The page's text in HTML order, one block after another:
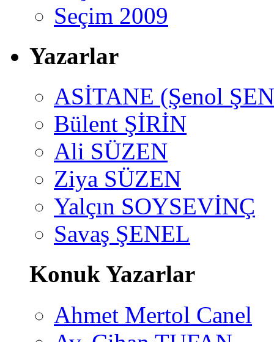
Seçim 2009
Yazarlar
ASİTANE (Şenol
Bülent ŞİRİN
Ali SÜZEN
Ziya SÜZEN
Yalçın SOYSEVİNÇ
Savaş ŞENEL
Konuk Yazarlar
Ahmet Mertol Canel